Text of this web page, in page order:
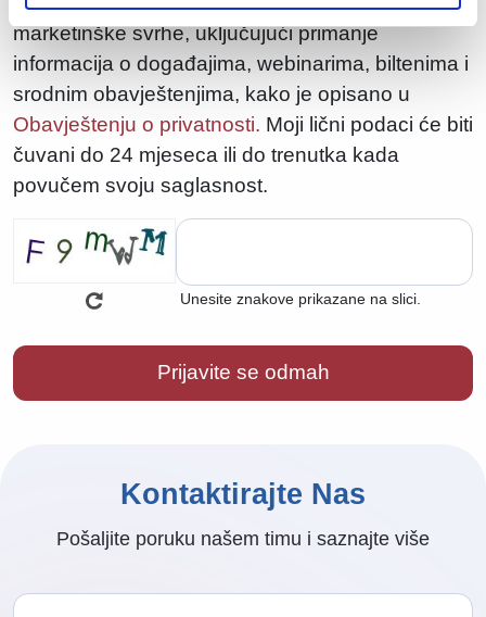
marketinške svrhe, uključujući primanje
informacija o događajima, webinarima, biltenima i
srodnim obavještenjima, kako je opisano u
Obavještenju o privatnosti. Moji lični podaci će biti
čuvani do 24 mjeseca ili do trenutka kada
povučem svoju saglasnost.
Unesite znakove prikazane na slici.
Kontaktirajte Nas
Pošaljite poruku našem timu i saznajte više